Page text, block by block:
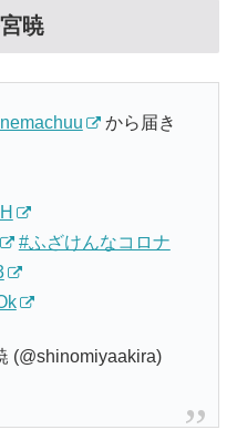
暁
から届き
#ふざけんなコロナ
(@shinomiyaakira)